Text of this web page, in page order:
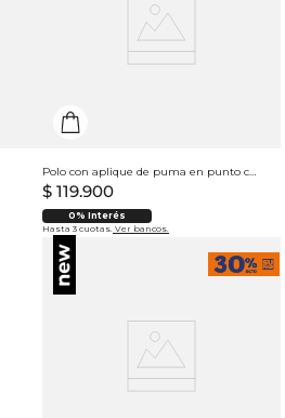
Polo con aplique de puma en punto corazón para hombre
$ 119.900
0% Interés
Hasta 3 cuotas. Ver bancos.